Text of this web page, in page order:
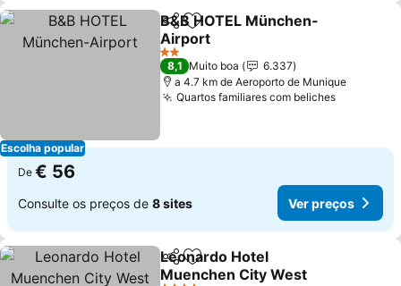
Escolha popular
PartilharAdicionar aos favoritos
B&B HOTEL München-
Airport
2 Estrelas
8,1 Muito boa
6.337
a 4.7 km de Aeroporto de Munique
Quartos familiares com beliches
De € 56
Consulte os preços de 8 sites Ver preços
PartilharAdicionar aos favoritos
Leonardo Hotel
Muenchen City West